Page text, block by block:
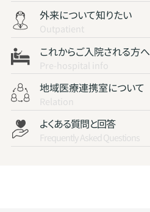
外来について知りたい
Outpatient
これからご入院される方へ
Pre-hospital info
地域医療連携室について
Relation
よくある質問と回答
Frequently Asked Questions